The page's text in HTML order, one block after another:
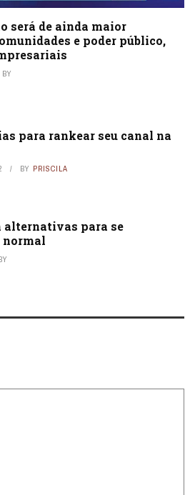
será de ainda maior
e poder público,
BY
para rankear seu canal na
BY PRISCILA
alternativas para se
normal